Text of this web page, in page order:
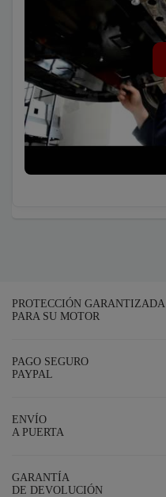
PROTECCIÓN GARANTIZADA
PARA SU MOTOR
PAGO SEGURO
PAYPAL
ENVÍO
A PUERTA
GARANTÍA
DE DEVOLUCIÓN